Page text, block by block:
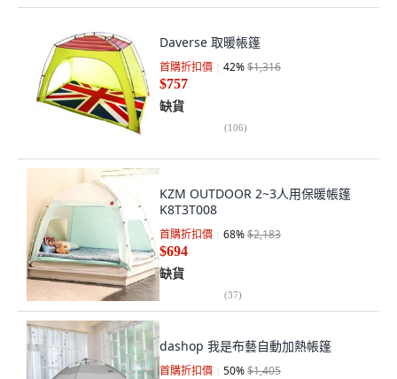
Daverse 取暖帳篷
首購折扣價 42%$1,316
$757
缺貨
(106)
KZM OUTDOOR 2~3人用保暖帳篷
K8T3T008
首購折扣價 68%$2,183
$694
缺貨
(37)
dashop 我是布藝自動加熱帳篷
首購折扣價 50%$1,405